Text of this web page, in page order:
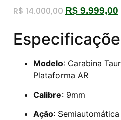
R$14.000,00 R$ 9.999,00
Modelo: Carabina
Plataforma AR
Calibre: 9mm
Ação: Semiautomática